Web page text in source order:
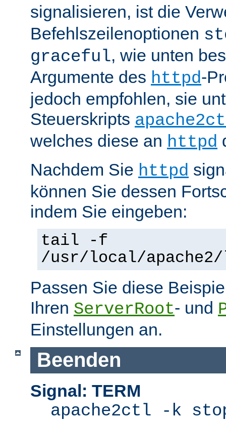
signalisieren, ist die
Befehlszeilenoptionen
graceful, wie unten
Argumente des httpd-
jedoch empfohlen, sie
Steuerskripts
welches diese an httpd
Nachdem Sie httpd
können Sie dessen
indem Sie eingeben:
tail -f
/usr/local/
Passen Sie diese
Ihren ServerRoot- und
Einstellungen an.
Beenden
Signal: TERM
apache2ctl -k